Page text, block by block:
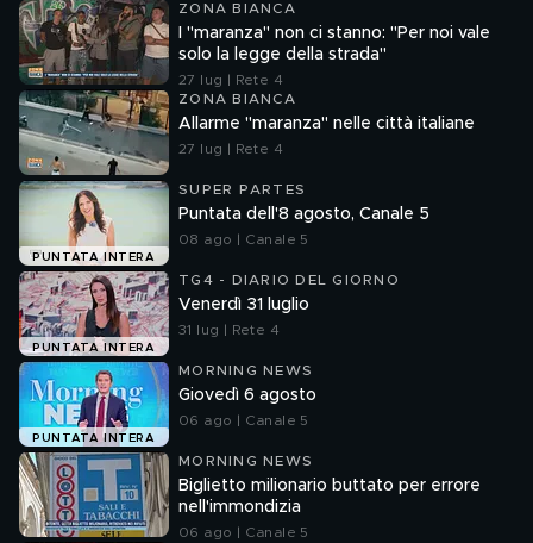
ZONA BIANCA
I "maranza" non ci stanno: "Per noi vale
solo la legge della strada"
27 lug | Rete 4
ZONA BIANCA
Allarme "maranza" nelle città italiane
27 lug | Rete 4
PUNTATA INTERA
SUPER PARTES
Puntata dell'8 agosto, Canale 5
08 ago | Canale 5
PUNTATA INTERA
TG4 - DIARIO DEL GIORNO
Venerdì 31 luglio
31 lug | Rete 4
PUNTATA INTERA
MORNING NEWS
Giovedì 6 agosto
06 ago | Canale 5
MORNING NEWS
Biglietto milionario buttato per errore
nell'immondizia
06 ago | Canale 5